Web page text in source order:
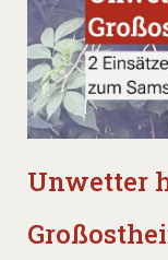
Unwetter